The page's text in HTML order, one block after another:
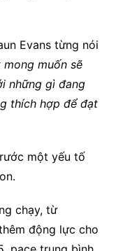
Evans từng nói
mong muốn sẽ
những gì đang
thích hợp để đạt
một yếu tố
chạy, từ
động lực cho